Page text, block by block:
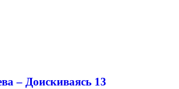
– Доискиваясь 13